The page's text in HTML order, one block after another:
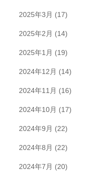
2025年3月 (17)
2025年2月 (14)
2025年1月 (19)
2024年12月 (14)
2024年11月 (16)
2024年10月 (17)
2024年9月 (22)
2024年8月 (22)
2024年7月 (20)